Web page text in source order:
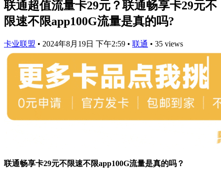
联通超值流量卡29元？联通畅享卡29元不
限速不限app100G流量是真的吗?
卡业联盟 • 2024年8月19日 下午2:59 • 联通 • 35 views
联通畅享卡29元不限速不限app100G流量是真的吗？